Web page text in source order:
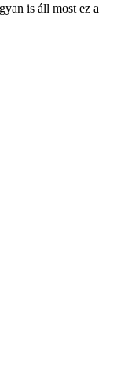
is áll most ez a